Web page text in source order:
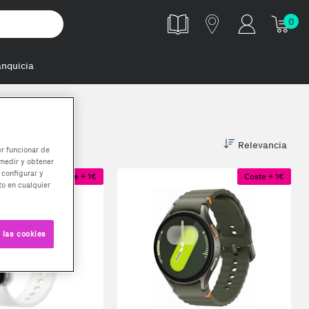
0
Relevancia
Coste + 1€ Coste + 1€
funcionar de
y obtener
y
en cualquier
cookies